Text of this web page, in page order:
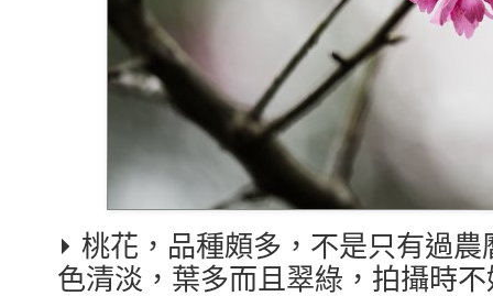
⏵ 桃花，品種頗多，不是只有過
色清淡，葉多而且翠綠，拍攝時